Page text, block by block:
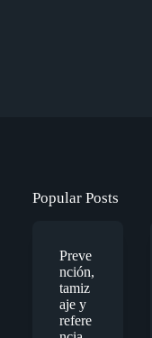
Popular Posts
Preve
nción,
tamiz
aje y
refere